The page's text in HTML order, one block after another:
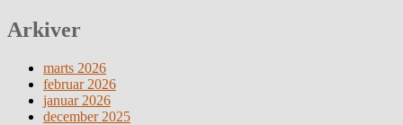
Arkiver
marts 2026
februar 2026
januar 2026
december 2025